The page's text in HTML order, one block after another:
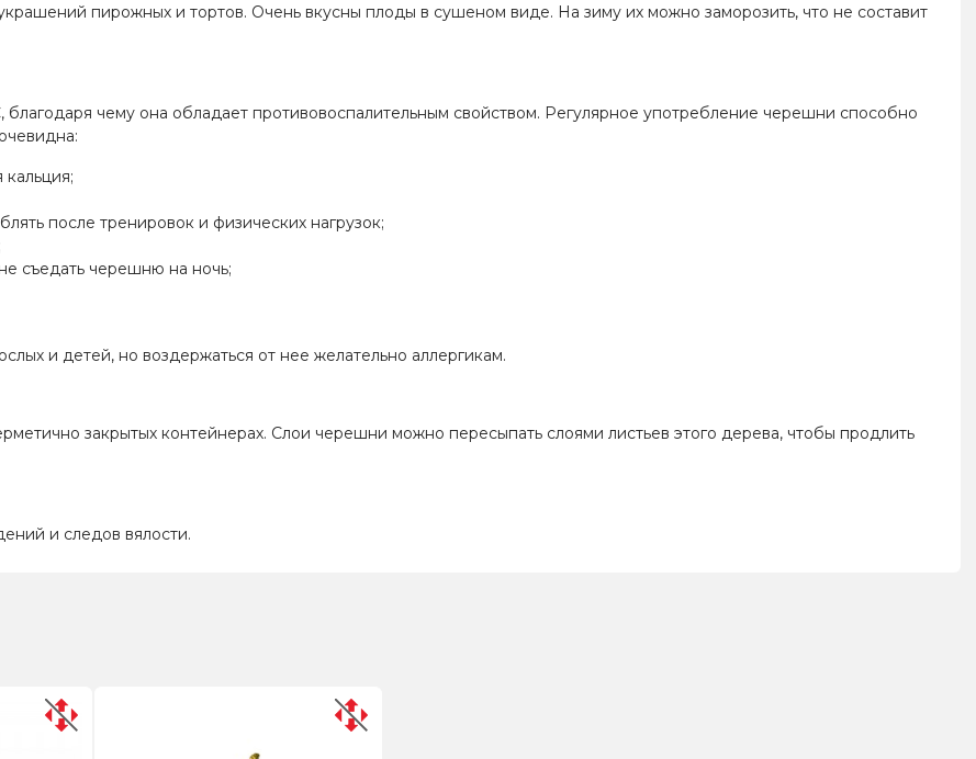
пирожных и тортов. Очень вкусны плоды в сушеном виде. На зиму их можно заморозить, что не составит
чему она обладает противовоспалительным свойством. Регулярное употребление черешни способно
после тренировок и физических нагрузок;
съедать черешню на ночь;
и детей, но воздержаться от нее желательно аллергикам.
закрытых контейнерах. Слои черешни можно пересыпать слоями листьев этого дерева, чтобы продлить
и следов вялости.